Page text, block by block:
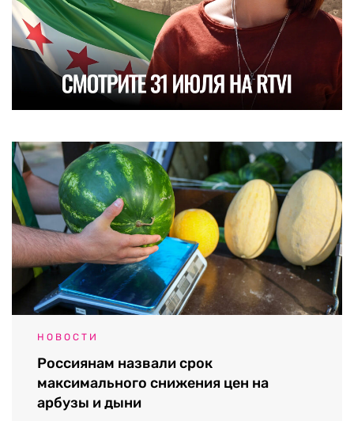
НОВОСТИ
Россиянам назвали срок
максимального снижения цен на
арбузы и дыни